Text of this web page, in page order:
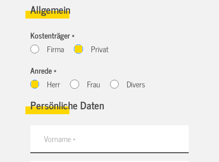
Allgemein
Kostenträger *
Firma
Privat
Anrede *
Herr
Frau Divers
Persönliche Daten